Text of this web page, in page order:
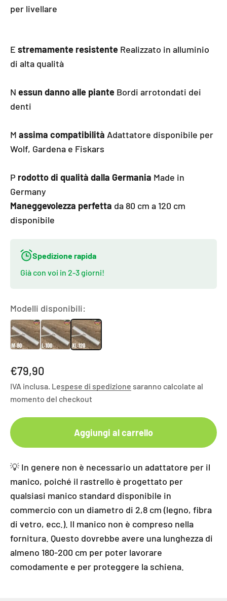
per livellare
E stremamente resistente Realizzato in alluminio
di alta qualità
N essun danno alle piante Bordi arrotondati dei
denti
M assima compatibilità Adattatore disponibile per
Wolf, Gardena e Fiskars
P rodotto di qualità dalla Germania Made in
Germany
Maneggevolezza perfetta da 80 cm a 120 cm
disponibile
Spedizione rapida
Già con voi in 2-3 giorni!
Modelli disponibili:
Angebot
€79,90
IVA inclusa. Lespese di spedizione saranno calcolate al
momento del checkout
Aggiungi al carrello
💡 In genere non è necessario un adattatore per il
manico, poiché il rastrello è progettato per
qualsiasi manico standard disponibile in
commercio con un diametro di 2,8 cm (legno, fibra
di vetro, ecc.). Il manico non è compreso nella
fornitura. Questo dovrebbe avere una lunghezza di
almeno 180-200 cm per poter lavorare
comodamente e per proteggere la schiena.